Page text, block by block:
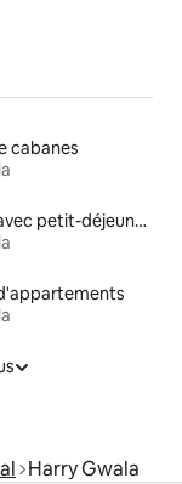
cabanes
Locations avec petit-déjeuner
Harry Gwala